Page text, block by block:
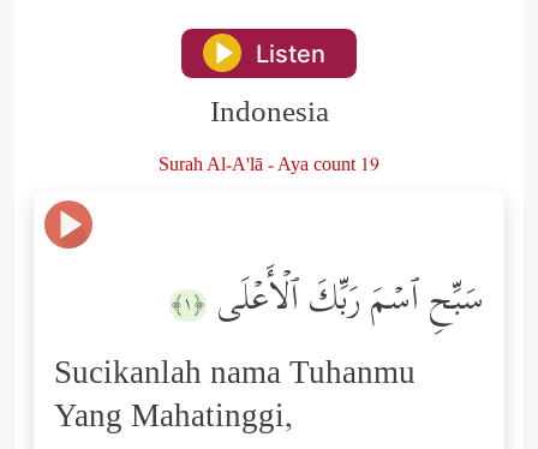
Listen
Indonesia
Surah Al-A'lā - Aya count 19
سَبِّحِ ٱسۡمَ رَبِّكَ ٱلۡأَعۡلَى ﴿١﴾
Sucikanlah nama Tuhanmu
Yang Mahatinggi,